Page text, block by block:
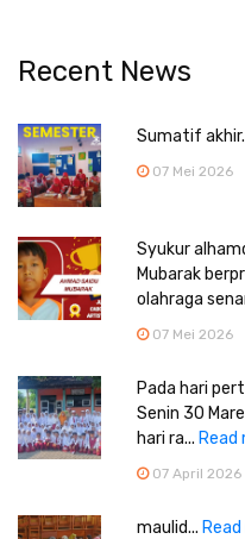
Recent News
Sumatif
07 Mei 2026
Syukur
Mubarak
olahraga
07 Mei 2026
Pada hari
Senin 30
hari ra... Read
07 April 2026
maulid...